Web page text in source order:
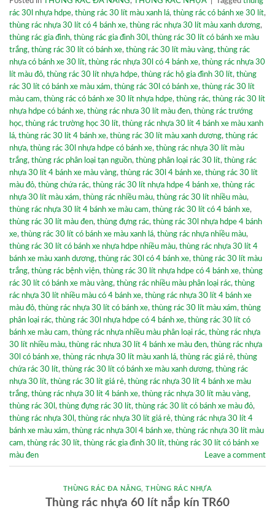
rác 30l nhựa hdpe, thùng rác 30 lít màu xanh lá, thùng rác có bánh xe 30 lít,
thùng rác nhựa 30 lít có 4 bánh xe, thùng rác nhựa 30 lít màu xanh dương,
thùng rác gia đình, thùng rác gia đình 30l , thùng rác 30 lít có bánh xe màu
trắng, thùng rác 30 lít có bánh xe, thùng rác 30 lít màu vàng, thùng rác
nhựa có bánh xe 30 lít, thùng rác nhựa 30l có 4 bánh xe, thùng rác nhựa 30
lít màu đỏ, thùng rác 30 lít nhựa hdpe, thùng rác hộ gia đình 30 lít, thùng
rác 30 lít có bánh xe màu xám, thùng rác 30l có bánh xe, thùng rác 30 lít
màu cam, thùng rác có bánh xe 30 lít nhựa hdpe, thùng rác, thùng rác 30 lít
nhựa hdpe có bánh xe, thùng rác nhưa 30 lít màu đen, thùng rác trướng
học, thùng rác trường học 30 lít, thùng rác nhựa 30 lít 4 bánh xe màu xanh
lá, thùng rác 30 lít 4 bánh xe, thùng rác 30 lít màu xanh dương, thùng rác
nhựa, thùng rác 30l nhựa hdpe có bánh xe, thùng rác nhựa 30 lít màu
trắng, thùng rác phân loại tạn nguồn, thùng phân loại rác 30 lít, thùng rác
nhựa 30 lít 4 bánh xe màu vàng, thùng rác 30l 4 bánh xe, thùng rác 30 lít
màu đỏ, thùng chứa rác, thùng rác 30 lít nhựa hdpe 4 bánh xe, thùng rác
nhựa 30 lít màu xám, thùng rác nhiều màu, thùng rác 30 lít nhiều màu,
thùng rác nhựa 30 lít 4 bánh xe màu cam, thùng rác 30 lít có 4 bánh xe,
thùng rác 30 lít màu đen, thùng đựng rác, thùng rác 30l nhựa hdpe 4 bánh
xe, thùng rác 30 lít có bánh xe màu xanh lá, thùng rác nhựa nhiều màu,
thùng rác 30 lít có bánh xe nhựa hdpe nhiều màu, thùng rác nhựa 30 lít 4
bánh xe màu xanh dương, thùng rác 30l có 4 bánh xe, thùng rác 30 lít màu
trắng, thùng rác bệnh viện, thùng rác 30 lít nhựa hdpe có 4 bánh xe, thùng
rác 30 lít có bánh xe màu vàng, thùng rác nhiều màu phân loại rác, thùng
rác nhựa 30 lít nhiều màu có 4 bánh xe, thùng rác nhựa 30 lít 4 bánh xe
màu đỏ, thùng rác nhựa 30 lít có bánh xe, thùng rác 30 lít màu xám, thùng
phân loại rác, thùng rác 30l nhựa hdpe có 4 bánh xe, thùng rác 30 lít có
bánh xe màu cam, thùng rác nhựa nhiều màu phân loại rác, thùng rác nhựa
30 lít nhiều màu, thùng rác nhưa 30 lít 4 bánh xe màu đen, thùng rác nhựa
30l có bánh xe, thùng rác nhựa 30 lít màu xanh lá, thùng rác giá rẻ, thùng
chứa rác 30 lít, thùng rác 30 lít có bánh xe màu xanh dương, thùng rác
nhựa 30 lít, thùng rác 30 lít giá rẻ, thùng rác nhựa 30 lít 4 bánh xe màu
trắng, thùng rác nhựa 30 lít 4 bánh xe, thùng rác nhựa 30 lít màu vàng,
thùng rác 30l , thùng đựng rác 30 lít, thùng rác 30 lít có bánh xe màu đỏ,
thùng rác nhựa 30l , thùng rác nhựa 30 lít giá rẻ, thùng rác nhựa 30 lít 4
bánh xe màu xám, thùng rác nhựa 30l 4 bánh xe, thùng rác nhựa 30 lít màu
cam, thùng rác 30 lít, thùng rác gia đình 30 lít, thùng rác 30 lít có bánh xe
màu đen
Leave a comment
THÙNG RÁC ĐA NĂNG,THÙNG RÁC NHỰA
Thùng rác nhựa 60 lít nắp kín TR60